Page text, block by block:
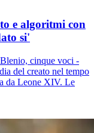
e algoritmi con
si'
cinque voci -
del creato nel tempo
da Leone XIV. Le